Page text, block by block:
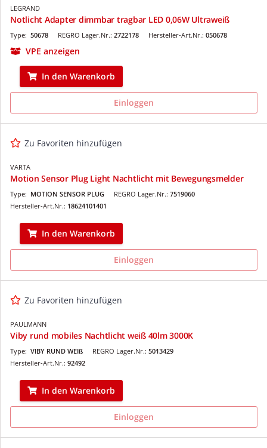
LEGRAND
Notlicht Adapter dimmbar tragbar LED 0,06W Ultraweiß
REGRO Lager.Nr.: 2722178
Type: 50678 Hersteller-Art.Nr.: 050678
VPE anzeigen
In den Warenkorb
Einloggen
Zu Favoriten hinzufügen
VARTA
Motion Sensor Plug Light Nachtlicht mit Bewegungsmelder
REGRO Lager.Nr.: 7519060
Type: MOTION SENSOR PLUG
Hersteller-Art.Nr.: 18624101401
In den Warenkorb
Einloggen
Zu Favoriten hinzufügen
PAULMANN
Viby rund mobiles Nachtlicht weiß 40lm 3000K
REGRO Lager.Nr.: 5013429
Type: VIBY RUND WEIß
Hersteller-Art.Nr.: 92492
In den Warenkorb
Einloggen